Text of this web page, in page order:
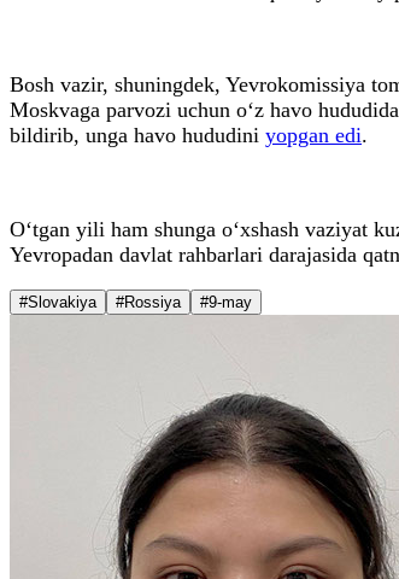
Bosh vazir, shuningdek, Yevrokomissiya
Moskvaga parvozi uchun o‘z havo
bildirib, unga havo hududini yopgan edi.
O‘tgan yili ham shunga o‘xshash vaziyat
Yevropadan davlat rahbarlari darajasida
#Slovakiya #Rossiya #9-may